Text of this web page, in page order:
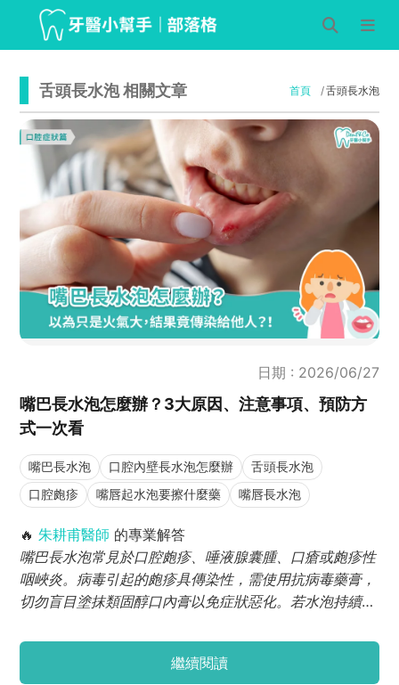
舌頭長水泡 相關文章 首頁 舌頭長水泡
日期 : 2026/06/27
嘴巴長水泡怎麼辦？3大原因、注意事項、預防方
式一次看
嘴巴長水泡 口腔內壁長水泡怎麼辦
舌頭長水泡
口腔皰疹
嘴唇起水泡要擦什麼藥 嘴唇長水泡
🔥 朱耕甫醫師 的專業解答
嘴巴長水泡常見於口腔皰疹、唾液腺囊腫、口瘡或皰疹性
咽峽炎。病毒引起的皰疹具傳染性，需使用抗病毒藥膏，
切勿盲目塗抹類固醇口內膏以免症狀惡化。若水泡持續超
繼續閱讀